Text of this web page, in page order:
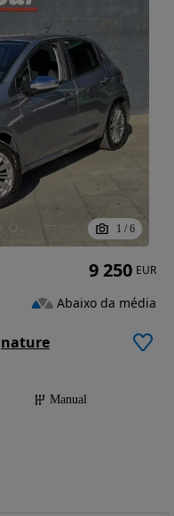
1 / 6
Manual
9 250 EUR
Abaixo da média